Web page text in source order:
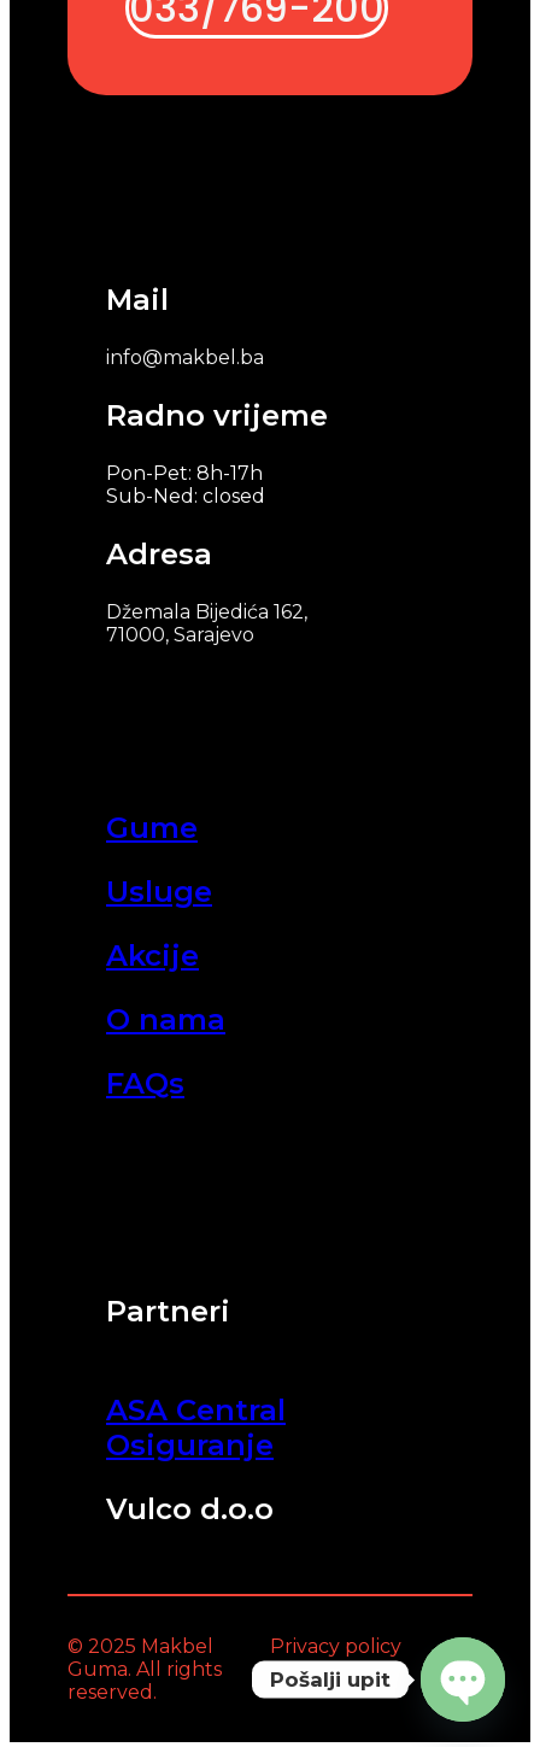
Partneri
ASA Central
Osiguranje
Vulco d.o.o
Gume
Usluge
Akcije
O nama
FAQs
Mail
info@makbel.ba
Radno vrijeme
Pon-Pet: 8h-17h
Sub-Ned: closed
Adresa
Džemala Bijedića 162,
71000, Sarajevo
© 2025 Makbel
Guma. All rights
reserved.
Privacy policy
Pošalji upit